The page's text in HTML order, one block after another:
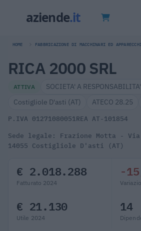
HOME FABBRICAZIONE DI MACCHINARI ED
RICA 2000 SRL
ATTIVA
SOCIETA' A
Costigliole D'asti (AT)
ATECO 28.25
P.IVA 01271080051REA AT-101854
Sede legale: Frazione Motta -
14055 Costigliole D'asti (AT)
€ 2.018.288
Fatturato 2024
-
€ 21.130
Utile 2024
14